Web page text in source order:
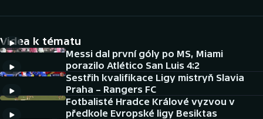
Cyklistika
DALŠÍ SPORTY
Americký fotbal
NEPŘEHLÉDNĚTE
Videa k tématu
Messi dal první góly po MS, Miami
porazilo Atlético San Luis 4:2
Sestřih kvalifikace Ligy mistryň Slavia
Praha – Rangers FC
Fotbalisté Hradce Králové vyzvou v
předkole Evropské ligy Besiktas